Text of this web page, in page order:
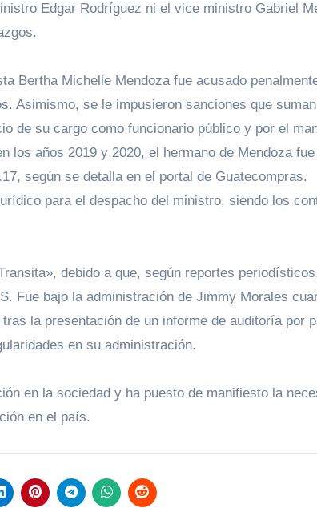
Edgar Rodríguez ni el vice ministro Gabriel
Bertha Michelle Mendoza fue acusado
Asimismo, se le impusieron sanciones que suman
de su cargo como funcionario público y por el
los años 2019 y 2020, el hermano de Mendoza
según se detalla en el portal de Guatecompras.
para el despacho del ministro, siendo los
debido a que, según reportes
Fue bajo la administración de Jimmy Morales
la presentación de un informe de auditoría por
en su administración.
en la sociedad y ha puesto de manifiesto la
en el país.